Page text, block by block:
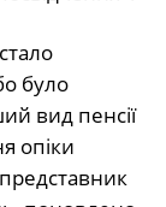
було
вид пенсії
опіки